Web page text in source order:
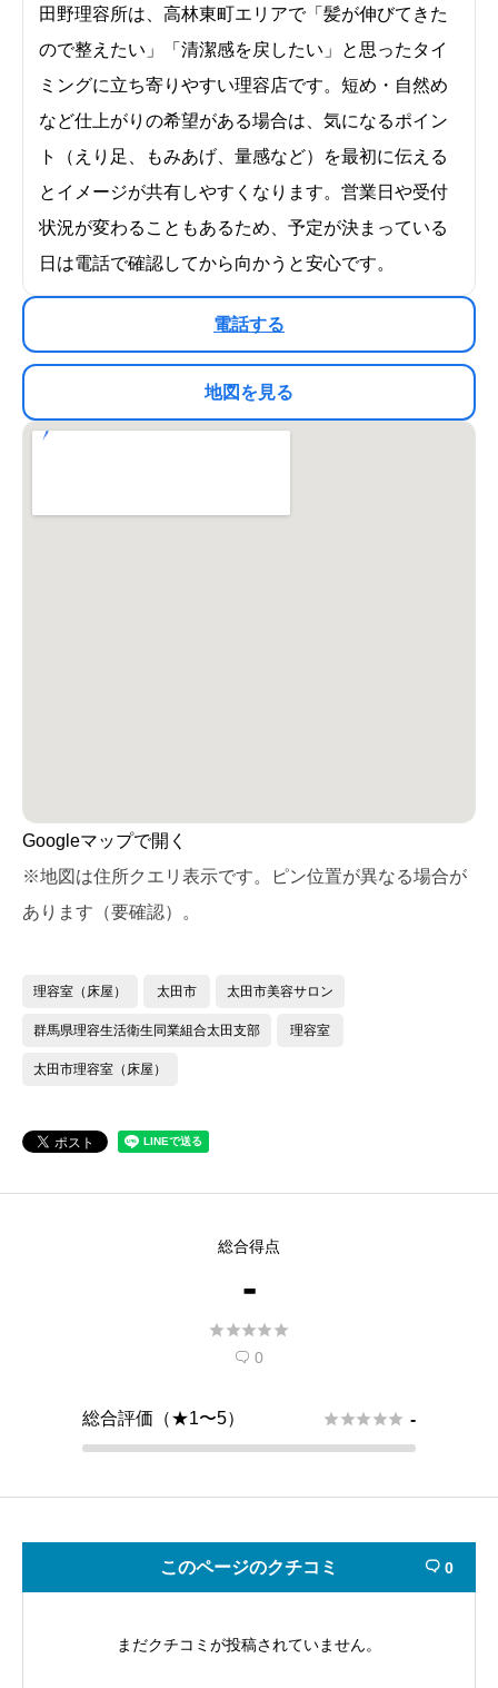
田野理容所は、高林東町エリアで「髪が伸びてきた
ので整えたい」「清潔感を戻したい」と思ったタイ
ミングに立ち寄りやすい理容店です。短め・自然め
など仕上がりの希望がある場合は、気になるポイン
ト（えり足、もみあげ、量感など）を最初に伝える
とイメージが共有しやすくなります。営業日や受付
状況が変わることもあるため、予定が決まっている
日は電話で確認してから向かうと安心です。
電話する
地図を見る
Googleマップで開く
※地図は住所クエリ表示です。ピン位置が異なる場合が
あります（要確認）。
理容室（床屋） 太田市 太田市美容サロン
群馬県理容生活衛生同業組合太田支部 理容室
太田市理容室（床屋）
総合得点
-

 0
総合評価（★1〜5）  -
このページのクチコミ  0
まだクチコミが投稿されていません。